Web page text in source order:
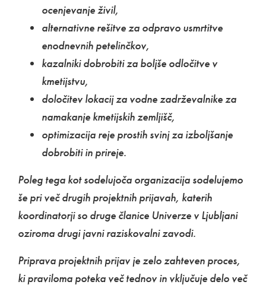
ocenjevanje živil,
alternativne rešitve za odpravo usmrtitve
enodnevnih petelinčkov,
kazalniki dobrobiti za boljše odločitve v
kmetijstvu,
določitev lokacij za vodne zadrževalnike za
namakanje kmetijskih zemljišč,
optimizacija reje prostih svinj za izboljšanje
dobrobiti in prireje.
Poleg tega kot sodelujoča organizacija sodelujemo
še pri več drugih projektnih prijavah, katerih
koordinatorji so druge članice Univerze v Ljubljani
oziroma drugi javni raziskovalni zavodi.
Priprava projektnih prijav je zelo zahteven proces,
ki praviloma poteka več tednov in vključuje delo več